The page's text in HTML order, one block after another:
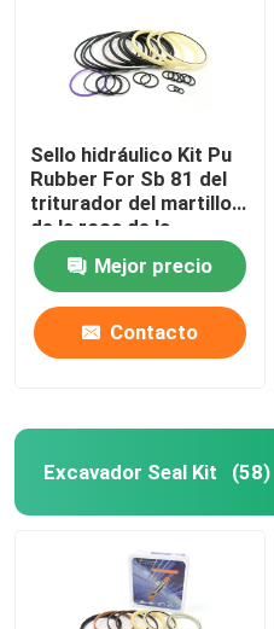
Sello hidráulico Kit Pu
Rubber For Sb 81 del
triturador del martillo
de la roca de la
reparación
Mejor precio
Contacto
Excavador Seal Kit (58)